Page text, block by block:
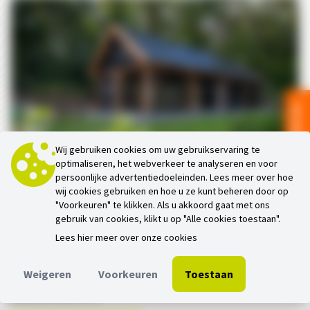
Zadeldak XXL 15000×6000 – Tuinkamer met schuur en
Trendhout buitenverblijf met zadeldak
Ga naar 3D app
Wij gebruiken cookies om uw gebruikservaring te
optimaliseren, het webverkeer te analyseren en voor
persoonlijke advertentiedoeleinden. Lees meer over hoe
wij cookies gebruiken en hoe u ze kunt beheren door op
"Voorkeuren" te klikken. Als u akkoord gaat met ons
gebruik van cookies, klikt u op "Alle cookies toestaan".
Lees hier meer over onze cookies
Weigeren Voorkeuren Toestaan